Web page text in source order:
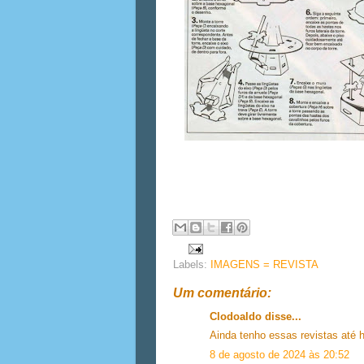
Labels: IMAGENS = REVISTA
Um comentário:
Clodoaldo disse...
Ainda tenho essas revistas até
8 de agosto de 2024 às 20:52